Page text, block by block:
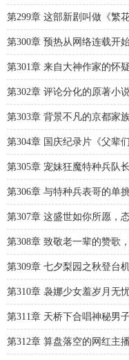
第299章 这部新剧叫做《繁
第300章 预热从网络连载开
第301章 来自大神作家的怀
第302章 评论分化的原著小
第303章 背景不凡的京都家
第304章 国庆纪录片《父辈
第305章 宠妹狂魔特种兵队
第306章 与特种兵表哥的单
第307章 这盛世如你所愿，
第308章 致敬老一辈的赞歌
第309章 七夕梨园之秋登台
第310章 袅娜少女羞岁月无
第311章 天桥下合唱神秘男
第312章 算盘落空的网红主